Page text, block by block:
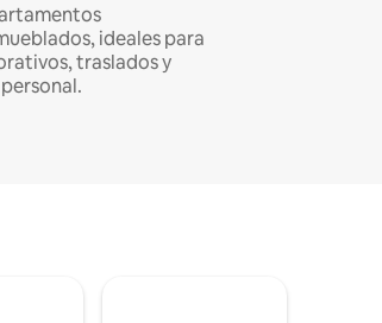
ideales para
traslados y